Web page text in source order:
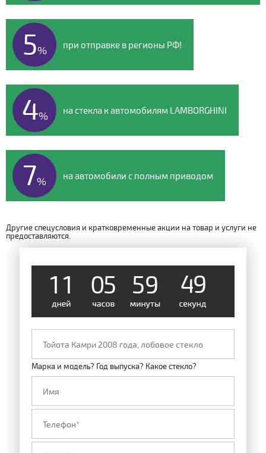
5% при отправке в регионы РФ!
4% на стекла к автомобилям LAMBORGHINI
7% на автомобили с полным приводом
Другие спецусловия и кратковременные акции на товар и услуги не
предоставляются.
1 1 05 59 49
Марка и модель? Год выпуска? Какое стекло?